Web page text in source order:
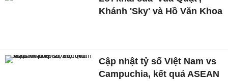
Khánh 'Sky' và Hồ Văn Khoa
Cập nhật tỷ số Việt Nam vs
Campuchia, kết quả ASEAN